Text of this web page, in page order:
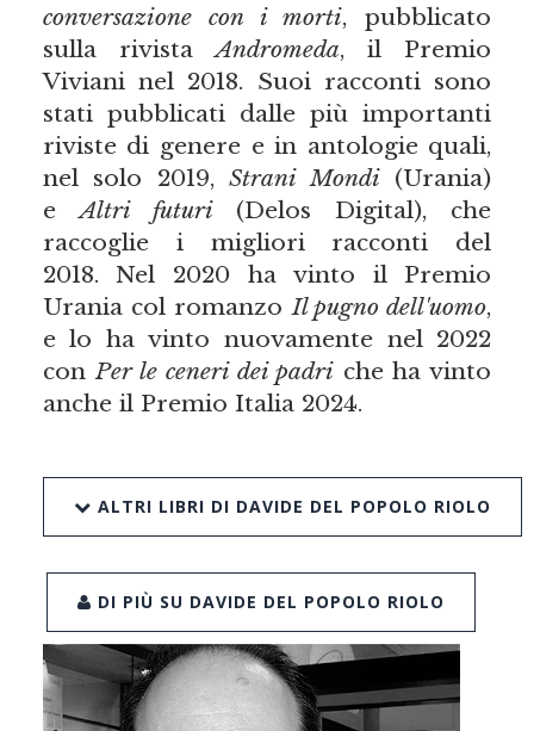
conversazione con i morti, pubblicato
sulla rivistaAndromeda, il Premio
Viviani nel 2018. Suoi racconti sono
stati pubblicati dalle più importanti
riviste di genere e in antologie quali,
nel solo 2019,Strani Mondi(Urania)
eAltri futuri(Delos Digital), che
raccoglie i migliori racconti del
2018. Nel 2020 ha vinto il Premio
Urania col romanzoIl pugno dell'uomo,
e lo ha vinto nuovamente nel 2022
conPer le ceneri dei padriche ha vinto
anche il Premio Italia 2024.
ALTRI LIBRI DI DAVIDE DEL POPOLO RIOLO
DI PIÙ SU DAVIDE DEL POPOLO RIOLO